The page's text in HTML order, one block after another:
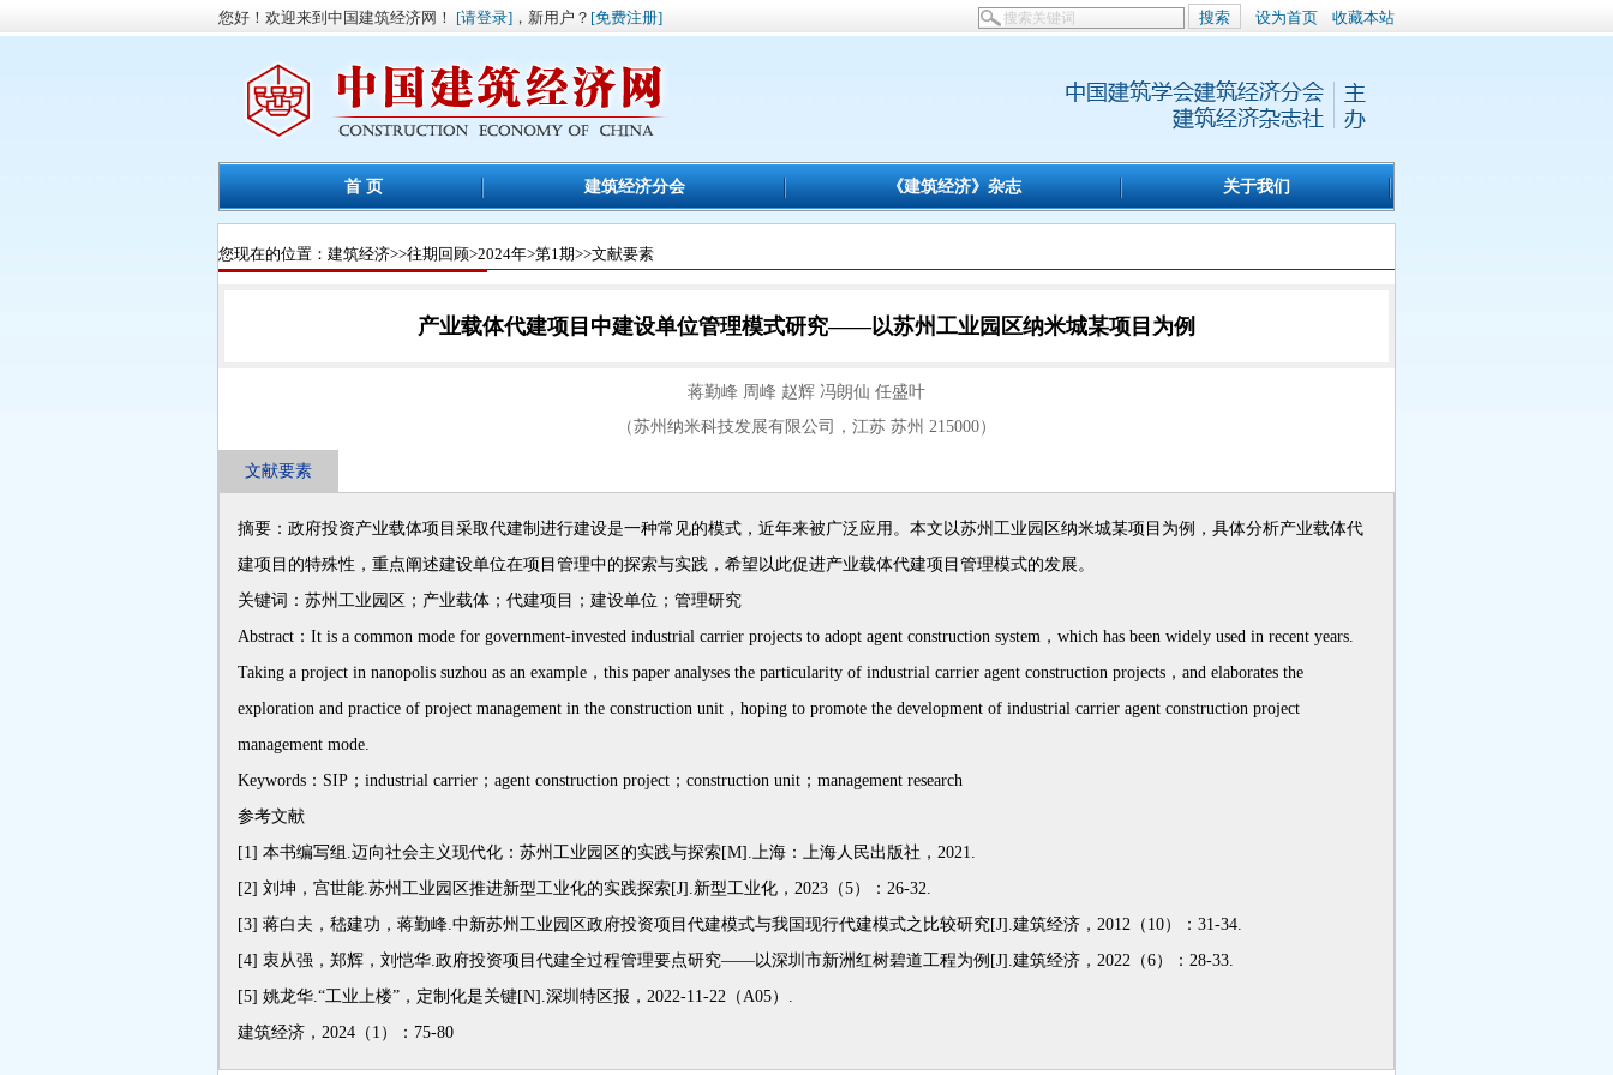
您好！欢迎来到中国建筑经济网！ [请登录] ，新用户？ [免费注册] 搜索 设为首页 收藏本站
首 页 建筑经济分会 《建筑经济》杂志 关于我们
您现在的位置： 建筑经济>>往期回顾>2024年>第1期>>文献要素
产业载体代建项目中建设单位管理模式研究——以苏州工业园区纳米城某项目为例
蒋勤峰 周峰 赵辉 冯朗仙 任盛叶
（苏州纳米科技发展有限公司，江苏 苏州 215000）
文献要素
摘要：政府投资产业载体项目采取代建制进行建设是一种常见的模式，近年来被广泛应用。本文以苏州工业园区纳米城某项目为例，具体分析产业载体代
建项目的特殊性，重点阐述建设单位在项目管理中的探索与实践，希望以此促进产业载体代建项目管理模式的发展。
关键词：苏州工业园区；产业载体；代建项目；建设单位；管理研究
Abstract：It is a common mode for government-invested industrial carrier projects to adopt agent construction system，which has been widely used in recent years.
Taking a project in nanopolis suzhou as an example，this paper analyses the particularity of industrial carrier agent construction projects，and elaborates the
exploration and practice of project management in the construction unit，hoping to promote the development of industrial carrier agent construction project
management mode.
Keywords：SIP；industrial carrier；agent construction project；construction unit；management research
参考文献
[1] 本书编写组.迈向社会主义现代化：苏州工业园区的实践与探索[M].上海：上海人民出版社，2021.
[2] 刘坤，宫世能.苏州工业园区推进新型工业化的实践探索[J].新型工业化，2023（5）：26-32.
[3] 蒋白夫，嵇建功，蒋勤峰.中新苏州工业园区政府投资项目代建模式与我国现行代建模式之比较研究[J].建筑经济，2012（10）：31-34.
[4] 衷从强，郑辉，刘恺华.政府投资项目代建全过程管理要点研究——以深圳市新洲红树碧道工程为例[J].建筑经济，2022（6）：28-33.
[5] 姚龙华.“工业上楼”，定制化是关键[N].深圳特区报，2022-11-22（A05）.
建筑经济，2024（1）：75-80